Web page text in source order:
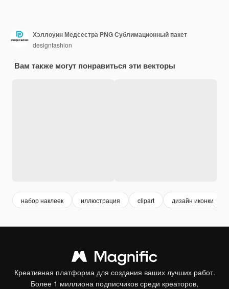
Хэллоуин Медсестра PNG Сублимационный пакет
designfashion
Вам также могут понравиться эти векторы
набор наклеек иллюстрация clipart дизайн иконки
Креативная платформа для создания ваших лучших работ.
Более 1 миллиона подписчиков среди креаторов,